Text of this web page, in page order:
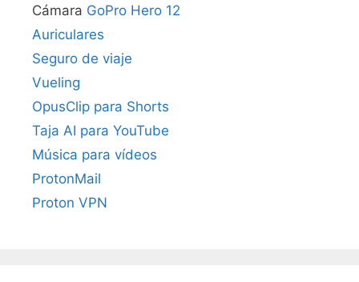
Cámara GoPro Hero 12
Auriculares
Seguro de viaje
Vueling
OpusClip para Shorts
Taja AI para YouTube
Música para vídeos
ProtonMail
Proton VPN